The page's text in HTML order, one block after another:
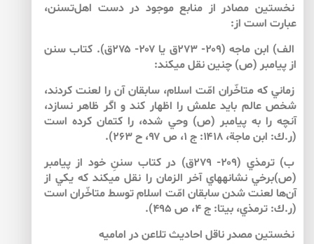
نخستين مصادر از منابع موجود در دست اهل‌تسنن،
عبارت است از:
الف) ابن ماجه (۲۰۹- ۲۷۳ق يا ۲۰۷- ۲۷۵ق). كتاب سنن
از پيامبر (ص) چنين نقل مي­كند:
زماني كه متاخّران امّت اسلام، سابقان آن را لعنت كردند،
شخص عالم بايد علمش را اظهار كند و اگر ظاهر نسازد،
آنچه را به پيامبر (ص) وحي شده، را كتمان كرده است
(ر.ك: ابن ماجة، ۱۴۱۸: ج ۱، ص ۹۷، ح ۲۶۳).
ب) ترمذي (۲۰۹- ۲۷۹ق) در كتاب سننِ خود از پيامبر
(ص)برخي نشانه­هاي آخر الزمان را نقل مي­كند كه يكي از
آن‌ها لعنت شدن سابقان امّت اسلام توسط متاخّران است
(ر.ك: ترمذي، بي­تا: ج ۴، ص ۴۹۵).
نخستين مصدر ناقل احاديث تلاعن در اماميه